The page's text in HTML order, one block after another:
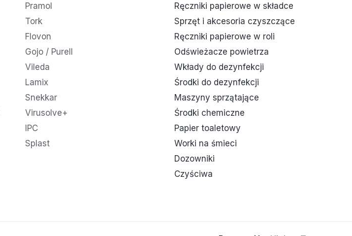
Pramol
Tork
Flovon
Gojo / Purell
Vileda
Lamix
Snekkar
Virusolve+
IPC
Splast
Ręczniki papierowe w składce
Sprzęt i akcesoria czyszczące
Ręczniki papierowe w roli
Odświeżacze powietrza
Wkłady do dezynfekcji
Środki do dezynfekcji
Maszyny sprzątające
Środki chemiczne
Papier toaletowy
Worki na śmieci
Dozowniki
Czyściwa